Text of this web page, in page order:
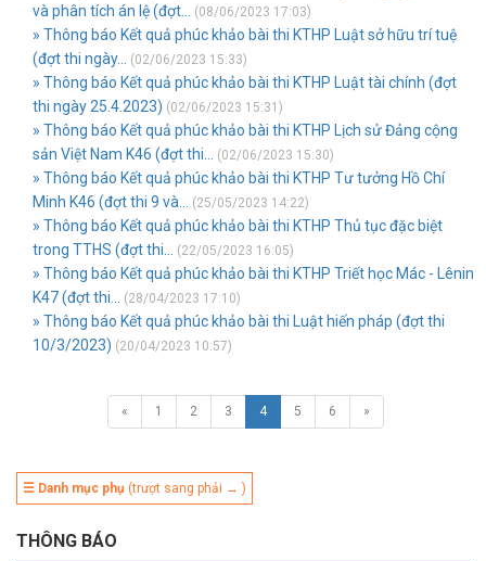
và phân tích án lệ (đợt...
(08/06/2023 17:03)
» Thông báo Kết quả phúc khảo bài thi KTHP Luật sở hữu trí tuệ
(đợt thi ngày...
(02/06/2023 15:33)
» Thông báo Kết quả phúc khảo bài thi KTHP Luật tài chính (đợt
thi ngày 25.4.2023) (02/06/2023 15:31)
» Thông báo Kết quả phúc khảo bài thi KTHP Lịch sử Đảng cộng
sản Việt Nam K46 (đợt thi...
(02/06/2023 15:30)
» Thông báo Kết quả phúc khảo bài thi KTHP Tư tưởng Hồ Chí
Minh K46 (đợt thi 9 và...
(25/05/2023 14:22)
» Thông báo Kết quả phúc khảo bài thi KTHP Thủ tục đặc biệt
trong TTHS (đợt thi...
(22/05/2023 16:05)
» Thông báo Kết quả phúc khảo bài thi KTHP Triết học Mác - Lênin
K47 (đợt thi...
(28/04/2023 17:10)
» Thông báo Kết quả phúc khảo bài thi Luật hiến pháp (đợt thi
10/3/2023) (20/04/2023 10:57)
« 1 2 3 4 5 6 »
☰ Danh mục phụ (trượt sang phải → )
THÔNG BÁO